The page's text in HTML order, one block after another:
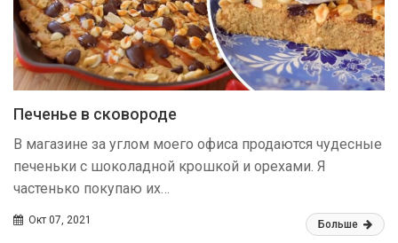
Печенье в сковороде
В магазине за углом моего офиса продаются чудесные
печеньки с шоколадной крошкой и орехами. Я
частенько покупаю их…
Окт 07, 2021 Больше